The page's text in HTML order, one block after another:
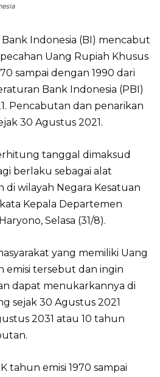
Bank Indonesia (BI) mencabut
Uang Rupiah Khusus
sampai dengan 1990 dari
Bank Indonesia (PBI)
Pencabutan dan penarikan
30 Agustus 2021.
tanggal dimaksud
berlaku sebagai alat
di wilayah Negara Kesatuan
Kepala Departemen
Selasa (31/8).
yang memiliki Uang
emisi tersebut dan ingin
dapat menukarkannya di
sejak 30 Agustus 2021
2031 atau 10 tahun
tahun emisi 1970 sampai